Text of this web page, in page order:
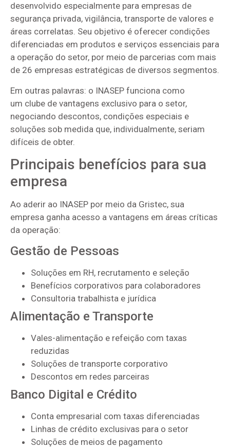
desenvolvido especialmente para empresas de
segurança privada, vigilância, transporte de valores e
áreas correlatas. Seu objetivo é oferecer condições
diferenciadas em produtos e serviços essenciais para
a operação do setor, por meio de parcerias com mais
de 26 empresas estratégicas de diversos segmentos.
Em outras palavras: o INASEP funciona como
um clube de vantagens exclusivo para o setor,
negociando descontos, condições especiais e
soluções sob medida que, individualmente, seriam
difíceis de obter.
Principais benefícios para sua
empresa
Ao aderir ao INASEP por meio da Gristec, sua
empresa ganha acesso a vantagens em áreas críticas
da operação:
Gestão de Pessoas
Soluções em RH, recrutamento e seleção
Benefícios corporativos para colaboradores
Consultoria trabalhista e jurídica
Alimentação e Transporte
Vales-alimentação e refeição com taxas
reduzidas
Soluções de transporte corporativo
Descontos em redes parceiras
Banco Digital e Crédito
Conta empresarial com taxas diferenciadas
Linhas de crédito exclusivas para o setor
Soluções de meios de pagamento